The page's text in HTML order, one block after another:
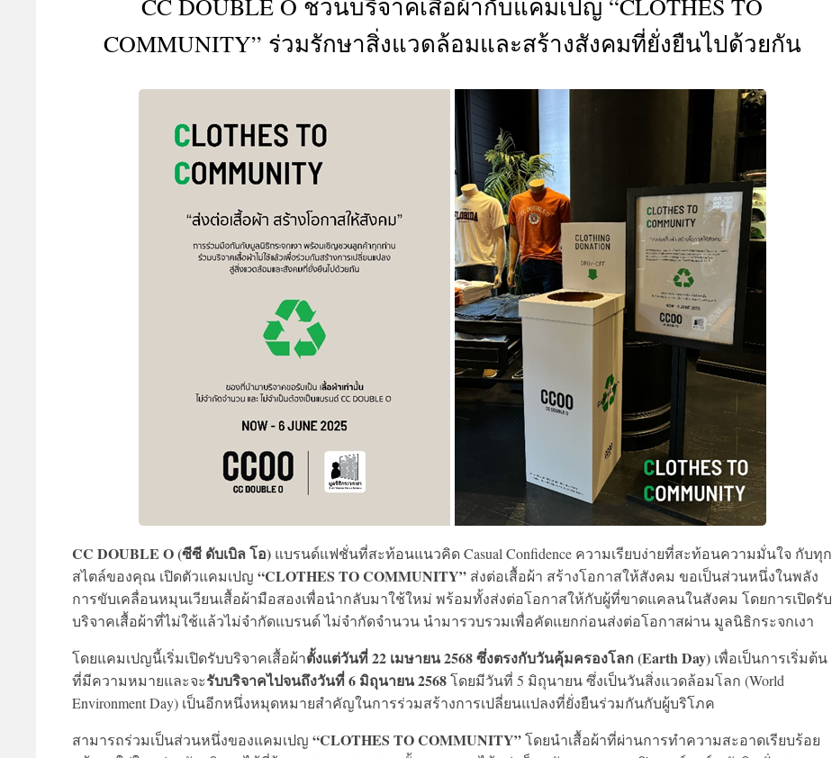
ACTIVITIES
&
CC DOUBLE O ชวนบริจาคเสื้อผ้ากับแคมเปญ “CLOTHES TO
COMMUNITY” ร่วมรักษาสิ่งแวดล้อมและสร้างสังคมที่ยั่งยืนไปด้วยกัน
CC DOUBLE O (ซีซี ดับเบิล โอ) แบรนด์แฟชั่นที่สะท้อนแนวคิด Casual Confidence ความเรียบง่ายที่สะท้อนความมั่นใจ กับทุก
สไตล์ของคุณ เปิดตัวแคมเปญ “CLOTHES TO COMMUNITY” ส่งต่อเสื้อผ้า สร้างโอกาสให้สังคม ขอเป็นส่วนหนึ่งในพลัง
การขับเคลื่อนหมุนเวียนเสื้อผ้ามือสองเพื่อนำกลับมาใช้ใหม่ พร้อมทั้งส่งต่อโอกาสให้กับผู้ที่ขาดแคลนในสังคม โดยการเปิดรับ
บริจาคเสื้อผ้าที่ไม่ใช้แล้วไม่จำกัดแบรนด์ ไม่จำกัดจำนวน นำมารวบรวมเพื่อคัดแยกก่อนส่งต่อโอกาสผ่าน มูลนิธิกระจกเงา
โดยแคมเปญนี้เริ่มเปิดรับบริจาคเสื้อผ้าตั้งแต่วันที่ 22 เมษายน 2568 ซึ่งตรงกับวันคุ้มครองโลก (Earth Day) เพื่อเป็นการเริ่มต้น
ที่มีความหมายและจะรับบริจาคไปจนถึงวันที่ 6 มิถุนายน 2568โดยมีวันที่ 5 มิถุนายน ซึ่งเป็นวันสิ่งแวดล้อมโลก (World
Environment Day) เป็นอีกหนึ่งหมุดหมายสำคัญในการร่วมสร้างการเปลี่ยนแปลงที่ยั่งยืนร่วมกันกับผู้บริโภค
สามารถร่วมเป็นส่วนหนึ่งของแคมเปญ “CLOTHES TO COMMUNITY”โดยนำเสื้อผ้าที่ผ่านการทำความสะอาดเรียบร้อย